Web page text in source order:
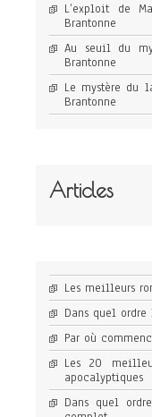
L’exploit de
Brantonne
Au seuil du
Brantonne
Le mystère du
Brantonne
Articles
Les meilleurs
Dans quel
Par où
Les 20
apocalyptiques
Dans quel